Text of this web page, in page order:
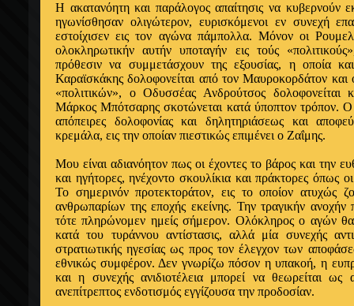
Η ακατανόητη και παράλογος απαίτησις να κυβερνούν
ηγωνίσθησαν ολιγώτερον, ευρισκόμενοι εν συνεχή
εστοίχισεν εις τον αγώνα πάμπολλα. Μόνον οι
ολοκληρωτικήν αυτήν υποταγήν εις τούς
πρόθεσιν να συμμετάσχουν της εξουσίας, η οποία
Καραϊσκάκης δολοφονείται από τον Μαυροκορδάτον και
«πολιτικών», ο Οδυσσέας Ανδρούτσος
Μάρκος Μπότσαρης σκοτώνεται κατά ύποπτον τρόπον.
απόπειρες δολοφονίας και δηλητηριάσεως και
κρεμάλα, εις την οποίαν πιεστικώς επιμένει ο Ζαΐμης.
Μου είναι αδιανόητον πως οι έχοντες το βάρος και την
και ηγήτορες, ηνέχοντο σκουλίκια και πράκτορες όπως
Το σημερινόν προτεκτοράτον, εις το οποίον ατυχώς
ανθρωπαρίων της εποχής εκείνης. Την τραγικήν ανοχήν
τότε πληρώνομεν ημείς σήμερον. Ολόκληρος ο αγών θα
κατά του τυράννου αντίστασις, αλλά μία συνεχής
στρατιωτικής ηγεσίας ως προς τον έλεγχον των
εθνικώς συμφέρον. Δεν γνωρίζω πόσον η υπακοή, η
και η συνεχής ανιδιοτέλεια μπορεί να θεωρείται
ανεπίτρεπτος ενδοτισμός εγγίζουσα την προδοσίαν.